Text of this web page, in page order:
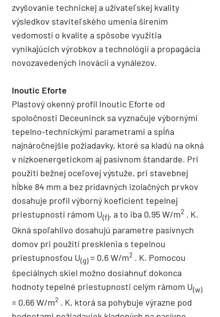
zvyšovanie technickej a užívateľskej kvality
výsledkov staviteľského umenia šírením
vedomostí o kvalite a spôsobe využitia
vynikajúcich výrobkov a technológií a propagácia
novozavedených inovácií a vynálezov.
Inoutic Eforte
Plastový okenný profil Inoutic Eforte od
spoločnosti Deceuninck sa vyznačuje výbornými
tepelno-technickými parametrami a spĺňa
najnáročnejšie požiadavky, ktoré sa kladú na okná
v nízkoenergetickom aj pasívnom štandarde. Pri
použití bežnej oceľovej výstuže, pri stavebnej
hĺbke 84 mm a bez prídavných izolačných prvkov
dosahuje profil výborný koeficient tepelnej
priestupnosti rámom U(f), a to iba 0,95 W/m2 . K.
Okná spoľahlivo dosahujú parametre pasívnych
domov pri použití presklenia s tepelnou
priestupnosťou U(g) = 0,6 W/m2 . K. Pomocou
špeciálnych skiel možno dosiahnuť dokonca
hodnoty tepelné priestupnosti celým rámom U(w)
= 0,66 W/m2 . K, ktorá sa pohybuje výrazne pod